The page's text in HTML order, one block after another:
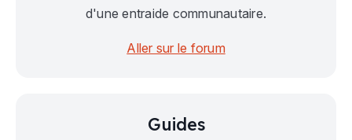
d'une entraide communautaire.
Aller sur le forum
Guides